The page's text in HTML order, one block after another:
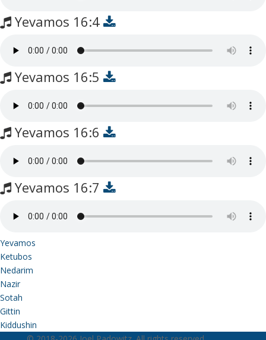
Yevamos 16:4
Yevamos 16:5
Yevamos 16:6
Yevamos 16:7
Yevamos
Ketubos
Nedarim
Nazir
Sotah
Gittin
Kiddushin